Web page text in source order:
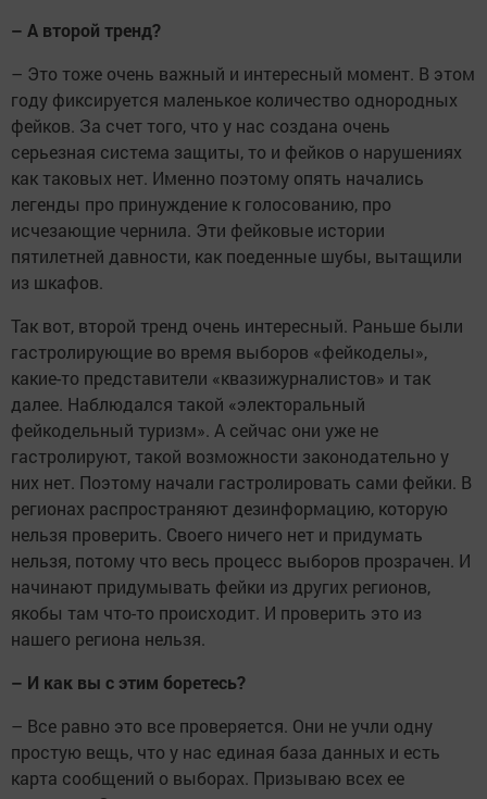
– А второй тренд?
– Это тоже очень важный и интересный момент. В этом
году фиксируется маленькое количество однородных
фейков. За счет того, что у нас создана очень
серьезная система защиты, то и фейков о нарушениях
как таковых нет. Именно поэтому опять начались
легенды про принуждение к голосованию, про
исчезающие чернила. Эти фейковые истории
пятилетней давности, как поеденные шубы, вытащили
из шкафов.
Так вот, второй тренд очень интересный. Раньше были
гастролирующие во время выборов «фейкоделы»,
какие-то представители «квазижурналистов» и так
далее. Наблюдался такой «электоральный
фейкодельный туризм». А сейчас они уже не
гастролируют, такой возможности законодательно у
них нет. Поэтому начали гастролировать сами фейки. В
регионах распространяют дезинформацию, которую
нельзя проверить. Своего ничего нет и придумать
нельзя, потому что весь процесс выборов прозрачен. И
начинают придумывать фейки из других регионов,
якобы там что-то происходит. И проверить это из
нашего региона нельзя.
– И как вы с этим боретесь?
– Все равно это все проверяется. Они не учли одну
простую вещь, что у нас единая база данных и есть
карта сообщений о выборах. Призываю всех ее